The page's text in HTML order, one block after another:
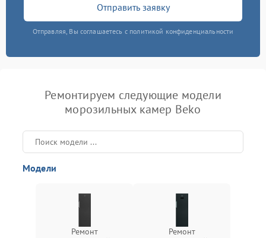
Отправить заявку
Отправляя, Вы соглашаетесь с политикой конфиденциальности
Ремонтируем следующие модели
морозильных камер Beko
Модели
Ремонт
Ремонт